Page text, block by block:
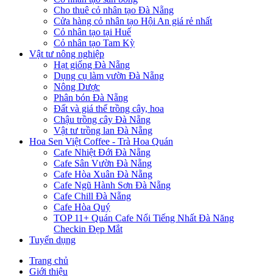
Cho thuê cỏ nhân tạo Đà Nẵng
Cửa hàng cỏ nhân tạo Hội An giá rẻ nhất
Cỏ nhân tạo tại Huế
Cỏ nhân tạo Tam Kỳ
Vật tư nông nghiệp
Hạt giống Đà Nẵng
Dụng cụ làm vườn Đà Nẵng
Nông Dược
Phân bón Đà Nẵng
Đất và giá thể trồng cây, hoa
Chậu trồng cây Đà Nẵng
Vật tư trồng lan Đà Nẵng
Hoa Sen Việt Coffee - Trà Hoa Quán
Cafe Nhiệt Đới Đà Nẵng
Cafe Sân Vườn Đà Nẵng
Cafe Hòa Xuân Đà Nẵng
Cafe Ngũ Hành Sơn Đà Nẵng
Cafe Chill Đà Nẵng
Cafe Hòa Quý
TOP 11+ Quán Cafe Nổi Tiếng Nhất Đà Năng
Checkin Đẹp Mắt
Tuyển dụng
Trang chủ
Giới thiệu